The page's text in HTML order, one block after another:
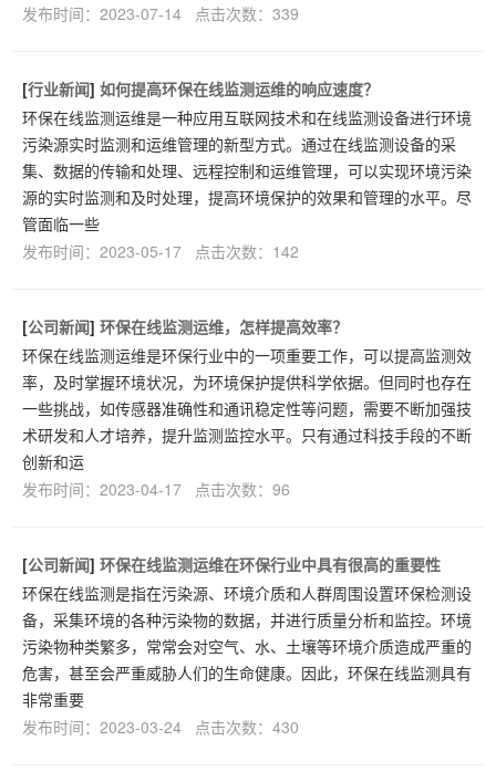
发布时间：2023-07-14 点击次数：339
[行业新闻] 如何提高环保在线监测运维的响应速度？
环保在线监测运维是一种应用互联网技术和在线监测设备进行环境
污染源实时监测和运维管理的新型方式。通过在线监测设备的采
集、数据的传输和处理、远程控制和运维管理，可以实现环境污染
源的实时监测和及时处理，提高环境保护的效果和管理的水平。尽
管面临一些
发布时间：2023-05-17 点击次数：142
[公司新闻] 环保在线监测运维，怎样提高效率？
环保在线监测运维是环保行业中的一项重要工作，可以提高监测效
率，及时掌握环境状况，为环境保护提供科学依据。但同时也存在
一些挑战，如传感器准确性和通讯稳定性等问题，需要不断加强技
术研发和人才培养，提升监测监控水平。只有通过科技手段的不断
创新和运
发布时间：2023-04-17 点击次数：96
[公司新闻] 环保在线监测运维在环保行业中具有很高的重要性
环保在线监测是指在污染源、环境介质和人群周围设置环保检测设
备，采集环境的各种污染物的数据，并进行质量分析和监控。环境
污染物种类繁多，常常会对空气、水、土壤等环境介质造成严重的
危害，甚至会严重威胁人们的生命健康。因此，环保在线监测具有
非常重要
发布时间：2023-03-24 点击次数：430